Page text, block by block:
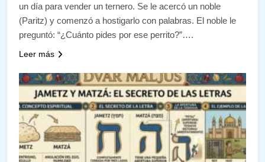
un día para vender un ternero. Se le acercó un noble
(Paritz) y comenzó a hostigarlo con palabras. El noble le
preguntó: “¿Cuánto pides por ese perrito?”….
Leer más